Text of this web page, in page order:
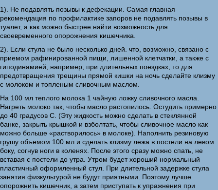
1). Не подавлять позывы к дефекации. Самая главная
рекомендация по профилактике запоров не подавлять позывы в
туалет, а как можно быстрее найти возможность для
своевременного опорожнения кишечника.
2). Если стула не было несколько дней. что, возможно, связано с
приемом рафинированной пищи, лишенной клетчатки, а также с
гиподинамией, например, при длительных поездках, то для
предотвращения трещины прямой кишки на ночь сделайте клизму
с молоком и топленым сливочным маслом.
На 100 мл теплого молока 1 чайную ложку сливочного масла.
Нагреть молоко так, чтобы масло растопилось. Остудить примерно
до 40 градусов С. (Эту жидкость можно сделать в стеклянной
банке, закрыть крышкой и взболтать, чтобы сливочное масло как
можно больше «растворилось» в молоке). Наполнить резиновую
грушу объемом 100 мл и сделать клизму лежа в постели на левом
боку, согнув ноги в коленях. После этого сразу можно спать, не
вставая с постели до утра. Утром будет хороший нормальный
пластичный оформленный стул. При длительной задержке стула
занятия физкультурой не будут приятными. Поэтому лучше
опорожнить кишечник, а затем приступать к упражнения при